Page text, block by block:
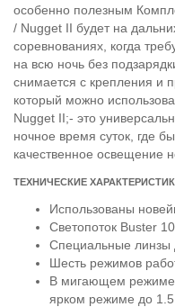
особенно полезным
/ Nugget II будет на
соревнованиях, когда
на всю ночь без
снимается с крепления и
который можно
Nugget II;- это
ночное время суток, где
качественное освещение
ТЕХНИЧЕСКИЕ
Использованы
Светопоток Buster
Специальные линзы
Шесть режимов
В мигающем режиме
ярком режиме до 1.5